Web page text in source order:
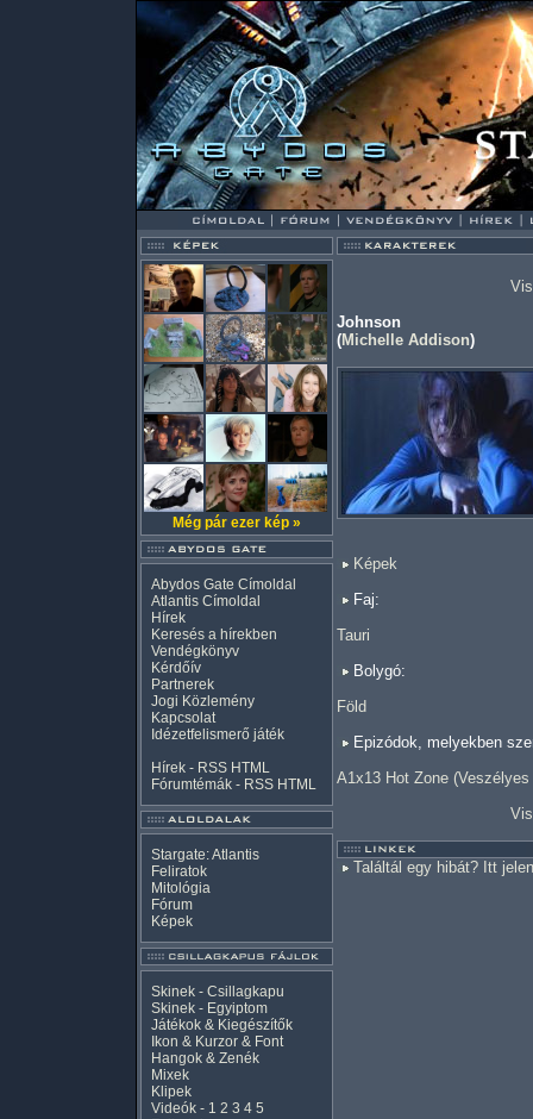
Még pár ezer kép »
Abydos Gate Címoldal
Atlantis Címoldal
Hírek
Keresés a hírekben
Vendégkönyv
Kérdőív
Partnerek
Jogi Közlemény
Kapcsolat
Idézetfelismerő játék
Hírek - RSS HTML
Fórumtémák - RSS HTML
Stargate: Atlantis
Feliratok
Mitológia
Fórum
Képek
Skinek - Csillagkapu
Skinek - Egyiptom
Játékok & Kiegészítők
Ikon & Kurzor & Font
Hangok & Zenék
Mixek
Klipek
Videók - 1 2 3 4 5
Johnson
(Michelle Addison)
Képek
Faj:
Tauri
Bolygó:
Föld
Epizódok, melyekben
A1x13 Hot Zone (Veszélyes
Találtál egy hibát? Itt